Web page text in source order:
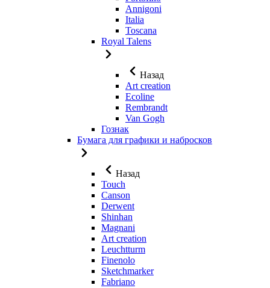
Annigoni
Italia
Toscana
Royal Talens
Назад
Art creation
Ecoline
Rembrandt
Van Gogh
Гознак
Бумага для графики и набросков
Назад
Touch
Canson
Derwent
Shinhan
Magnani
Art creation
Leuchtturm
Finenolo
Sketchmarker
Fabriano